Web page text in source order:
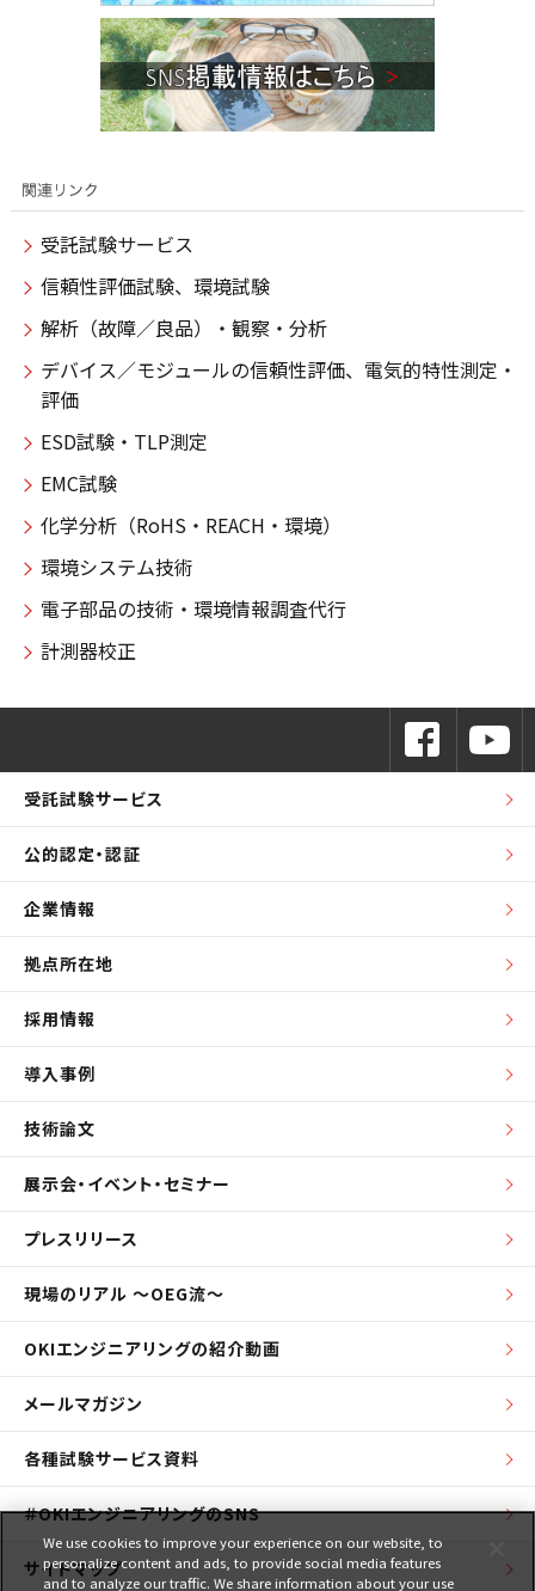
受託試験サービス
信頼性評価試験、環境試験
解析（故障／良品）・観察・分析
デバイス／モジュールの信頼性評価、電気的特性測定・
評価
ESD試験・TLP測定
EMC試験
化学分析（RoHS・REACH・環境）
環境システム技術
電子部品の技術・環境情報調査代行
計測器校正
受託試験サービス
公的認定・認証
企業情報
拠点所在地
採用情報
導入事例
技術論文
展示会・イベント・セミナー
プレスリリース
現場のリアル ～OEG流～
OKIエンジニアリングの紹介動画
メールマガジン
各種試験サービス資料
＃OKIエンジニアリングのSNS
サイトマップ
We use cookies to improve your experience on our website, to
personalize content and ads, to provide social media features
and to analyze our traffic. We share information about your use